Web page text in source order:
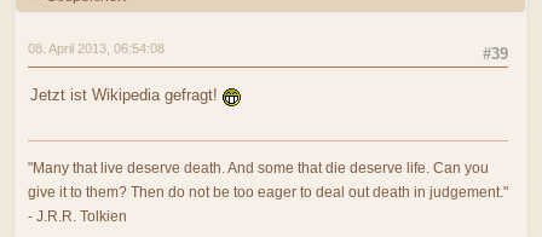
#39
08. April 2013, 06:54:08
Jetzt ist Wikipedia gefragt!
"Many that live deserve death. And some that die deserve life. Can you
give it to them? Then do not be too eager to deal out death in judgement."
- J.R.R. Tolkien